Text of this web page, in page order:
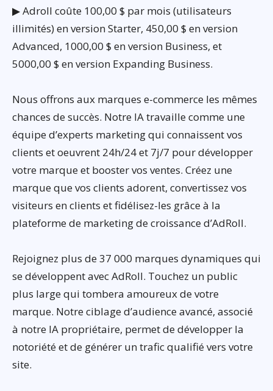
▶ Adroll coûte 100,00 $ par mois (utilisateurs
illimités) en version Starter, 450,00 $ en version
Advanced, 1000,00 $ en version Business, et
5000,00 $ en version Expanding Business.
Nous offrons aux marques e-commerce les mêmes
chances de succès. Notre IA travaille comme une
équipe d’experts marketing qui connaissent vos
clients et oeuvrent 24h/24 et 7j/7 pour développer
votre marque et booster vos ventes. Créez une
marque que vos clients adorent, convertissez vos
visiteurs en clients et fidélisez-les grâce à la
plateforme de marketing de croissance d’AdRoll.
Rejoignez plus de 37 000 marques dynamiques qui
se développent avec AdRoll. Touchez un public
plus large qui tombera amoureux de votre
marque. Notre ciblage d’audience avancé, associé
à notre IA propriétaire, permet de développer la
notoriété et de générer un trafic qualifié vers votre
site.